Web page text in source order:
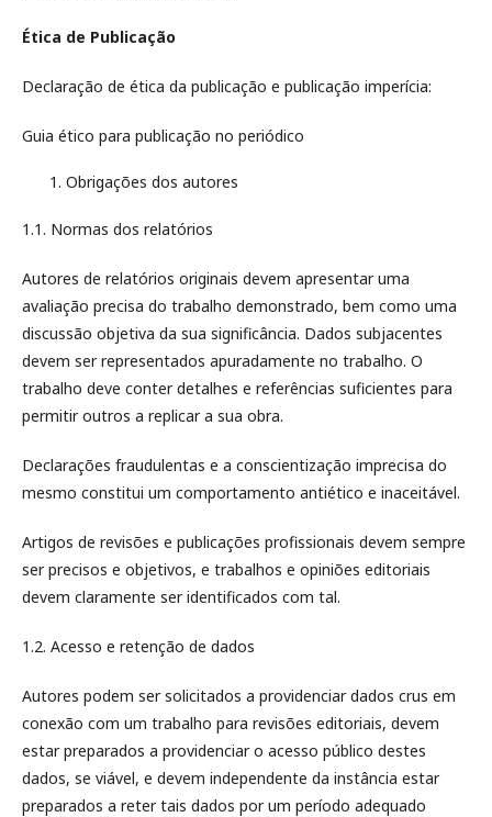
Ética de Publicação
Declaração de ética da publicação e publicação imperícia:
Guia ético para publicação no periódico
Obrigações dos autores
1.1. Normas dos relatórios
Autores de relatórios originais devem apresentar uma
avaliação precisa do trabalho demonstrado, bem como uma
discussão objetiva da sua significância. Dados subjacentes
devem ser representados apuradamente no trabalho. O
trabalho deve conter detalhes e referências suficientes para
permitir outros a replicar a sua obra.
Declarações fraudulentas e a conscientização imprecisa do
mesmo constitui um comportamento antiético e inaceitável.
Artigos de revisões e publicações profissionais devem sempre
ser precisos e objetivos, e trabalhos e opiniões editoriais
devem claramente ser identificados com tal.
1.2. Acesso e retenção de dados
Autores podem ser solicitados a providenciar dados crus em
conexão com um trabalho para revisões editoriais, devem
estar preparados a providenciar o acesso público destes
dados, se viável, e devem independente da instância estar
preparados a reter tais dados por um período adequado